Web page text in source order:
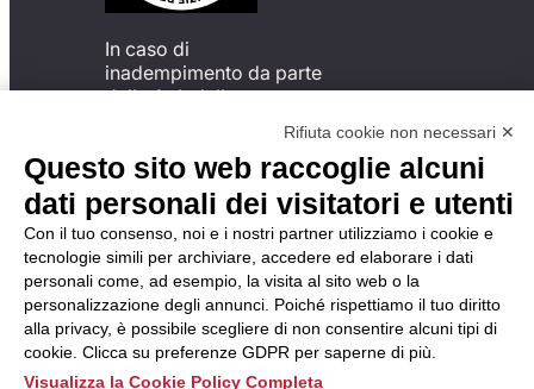
In caso di
inadempimento da parte
della ApL delle
del Codice di Condotta, è
possibile presentare un
reclamo
all’Organismo di
Monitoraggio utilizzando
una delle modalità
descritte al seguente
indirizzo web
https://odm-
agenzielavoro.it/reclami/.
Rifiuta cookie non necessari ✕
Questo sito web raccoglie alcuni
dati personali dei visitatori e utenti
Con il tuo consenso, noi e i nostri partner utilizziamo i cookie e
tecnologie simili per archiviare, accedere ed elaborare i dati
personali come, ad esempio, la visita al sito web o la
personalizzazione degli annunci. Poiché rispettiamo il tuo diritto
alla privacy, è possibile scegliere di non consentire alcuni tipi di
cookie. Clicca su preferenze GDPR per saperne di più.
Visualizza la Cookie Policy Completa